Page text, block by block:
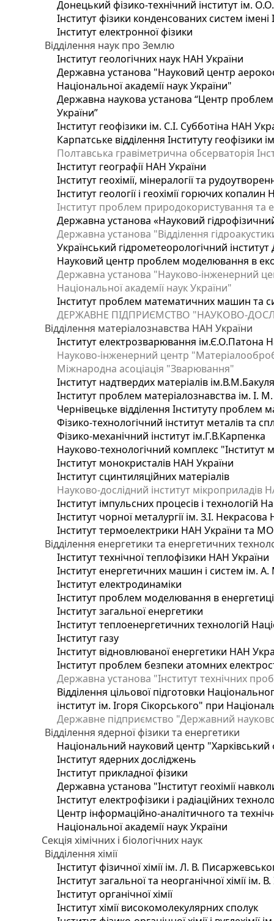
Донецький фізико-технічний інститут ім.
Інститут фізики конденсованих систем
Інститут електронної фізики
Відділення наук про Землю
Інститут геологічних наук НАН України
Державна установа "Науковий центр
Національної академії наук України"
Державна наукова установа “Центр проблем
України”
Інститут геофізики ім. С.І. Субботіна НАН
Карпатське відділення Інституту геофізики
Полтавська гравіметрична обсерваторія
Інститут географії НАН України
Інститут геохімії, мінералогії та
Інститут геології і геохімії горючих
Інститут проблем природокористування та
Державна установа «Науковий
Державна установа "Відділення
Український гідрометеорологічний
Науковий центр проблем моделювання в
Державна установа "Науково-інженерний
Національної академії наук України"
Інститут проблем математичних машин та
ДЕРЖАВНЕ ПІДПРИЄМСТВО "НАУКОВО-
Відділення матеріалознавства НАН України
Інститут електрозварювання ім.Є.О.Патона
Науково-інженерний центр
Міжнародна асоціація "Зварювання"
Інститут надтвердих матеріалів
Інститут проблем матеріалознавства ім. І.
Чернівецьке відділення Інституту проблем
Фізико-технологічний інститут металів та
Фізико-механічний інститут ім.Г.В.Карпенка
Науково-технологічний комплекс "Інститут
Інститут монокристалів НАН України
Інститут сцинтиляційних матеріалів
Науково-дослідний інститут мікроприладів
Інститут імпульсних процесів і технологій
Інститут чорної металургії ім. З.І.
Інститут термоелектрики НАН України та
Відділення енергетики та енергетичних
Інститут технічної теплофізики НАН України
Інститут енергетичних машин і систем ім.
Інститут електродинаміки
Інститут проблем моделювання в
Інститут загальної енергетики
Інститут теплоенергетичних технологій
Інститут газу
Інститут відновлюваної енергетики НАН
Інститут проблем безпеки атомних
Державна установа "Інститут технічних
Відділення цільової підготовки
інститут ім. Ігоря Сікорського" при
Державне підприємство "Державний
Відділення ядерної фізики та енергетики
Національний науковий центр "Харківський
Інститут ядерних досліджень
Інститут прикладної фізики
Державна установа "Інститут геохімії
Інститут електрофізики і радіаційних
Центр інформаційно-аналітичного та
Національної академії наук України
Секція хімічних і біологічних наук
Відділення хімії
Інститут фізичної хімії ім. Л. В.
Інститут загальної та неорганічної хімії ім.
Інститут органічної хімії
Інститут хімії високомолекулярних сполук